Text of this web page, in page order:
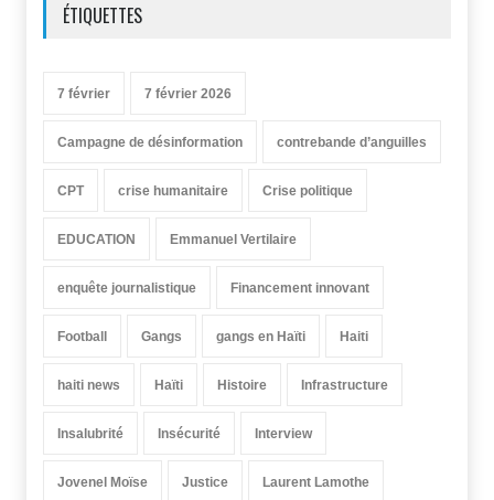
ÉTIQUETTES
7 février 7 février 2026
Campagne de désinformation contrebande d’anguilles
CPT crise humanitaire Crise politique
EDUCATION Emmanuel Vertilaire
enquête journalistique Financement innovant
Football Gangs gangs en Haïti Haiti
haiti news Haïti Histoire Infrastructure
Insalubrité Insécurité Interview
Jovenel Moïse Justice Laurent Lamothe